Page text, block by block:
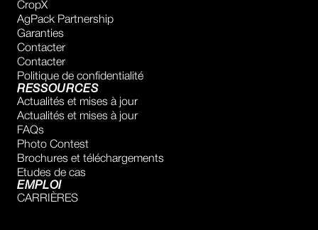
CropX
AgPack Partnership
Garanties
Contacter
Contacter
Politique de confidentialité
RESSOURCES
Actualités et mises à jour
Actualités et mises à jour
FAQs
Photo Contest
Brochures et téléchargements
Etudes de cas
EMPLOI
CARRIÈRES